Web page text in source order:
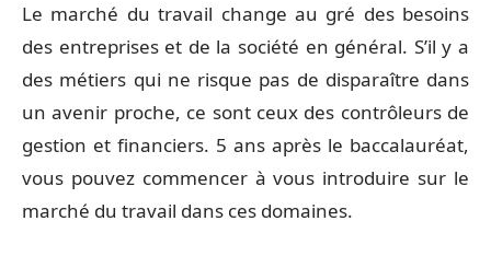
Le marché du travail change au gré des besoins
des entreprises et de la société en général. S’il y a
des métiers qui ne risque pas de disparaître dans
un avenir proche, ce sont ceux des contrôleurs de
gestion et financiers. 5 ans après le baccalauréat,
vous pouvez commencer à vous introduire sur le
marché du travail dans ces domaines.